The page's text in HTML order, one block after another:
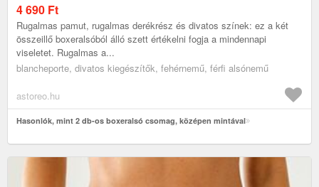
4 690 Ft
Rugalmas pamut, rugalmas derékrész és divatos színek: ez a két
összeillő boxeralsóból álló szett értékelni fogja a mindennapi
viseletet. Rugalmas a...
blancheporte, divatos kiegészítők, fehérnemű, férfi alsónemű
astoreo.hu
Hasonlók, mint 2 db-os boxeralsó csomag, középen mintával